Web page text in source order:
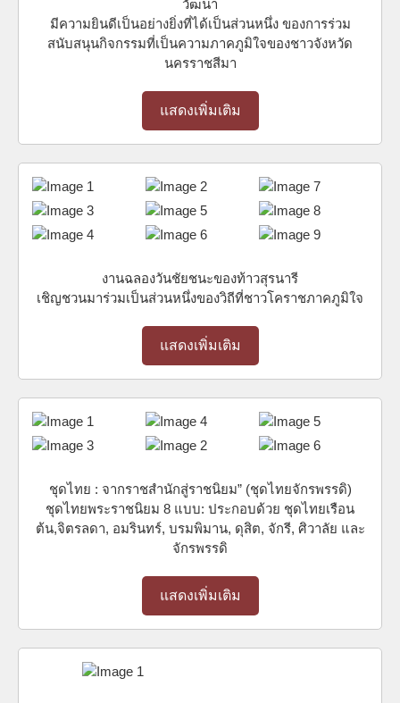
วัฒนา
มีความยินดีเป็นอย่างยิ่งที่ได้เป็นส่วนหนึ่ง ของการร่วม
สนับสนุนกิจกรรมที่เป็นความภาคภูมิใจของชาวจังหวัด
นครราชสีมา
แสดงเพิ่มเติม
งานฉลองวันชัยชนะของท้าวสุรนารี
เชิญชวนมาร่วมเป็นส่วนหนึ่งของวิถีที่ชาวโคราชภาคภูมิใจ
แสดงเพิ่มเติม
ชุดไทย : จากราชสำนักสู่ราชนิยม” (ชุดไทยจักรพรรดิ)
ชุดไทยพระราชนิยม 8 แบบ: ประกอบด้วย ชุดไทยเรือน
ต้น,จิตรลดา, อมรินทร์, บรมพิมาน, ดุสิต, จักรี, ศิวาลัย และ
จักรพรรดิ
แสดงเพิ่มเติม